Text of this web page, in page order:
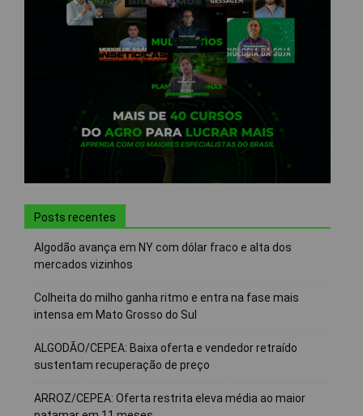
Posts recentes
Algodão avança em NY com dólar fraco e alta dos
mercados vizinhos
Colheita do milho ganha ritmo e entra na fase mais
intensa em Mato Grosso do Sul
ALGODÃO/CEPEA: Baixa oferta e vendedor retraído
sustentam recuperação de preço
ARROZ/CEPEA: Oferta restrita eleva média ao maior